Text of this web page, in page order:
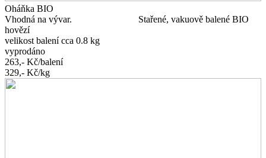
Oháňka BIO
Vhodná na vývar. Stařené, vakuově balené BIO
hovězí
velikost balení cca 0.8 kg
vyprodáno
263,- Kč/balení
329,- Kč/kg